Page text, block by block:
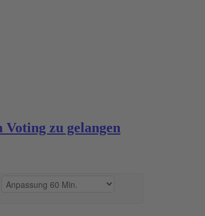
zu gelangen